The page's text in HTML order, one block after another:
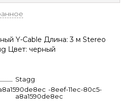
Y-Cable Длина: 3 м Stereo
Цвет: черный
Stagg
b3ead9ac-8eef-11ec-80c5-
a8a1590de8ec